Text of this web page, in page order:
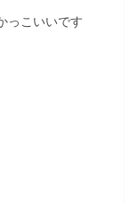
っこいいです